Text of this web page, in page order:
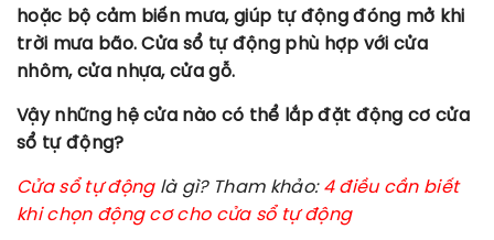
hoặc bộ cảm biến mưa, giúp tự động đóng mở khi
trời mưa bão. Cửa sổ tự động phù hợp với cửa
nhôm, cửa nhựa, cửa gỗ.
Vậy những hệ cửa nào có thể lắp đặt động cơ cửa
sổ tự động?
Cửa sổ tự động là gì? Tham khảo: 4 điều cần biết
khi chọn động cơ cho cửa sổ tự động